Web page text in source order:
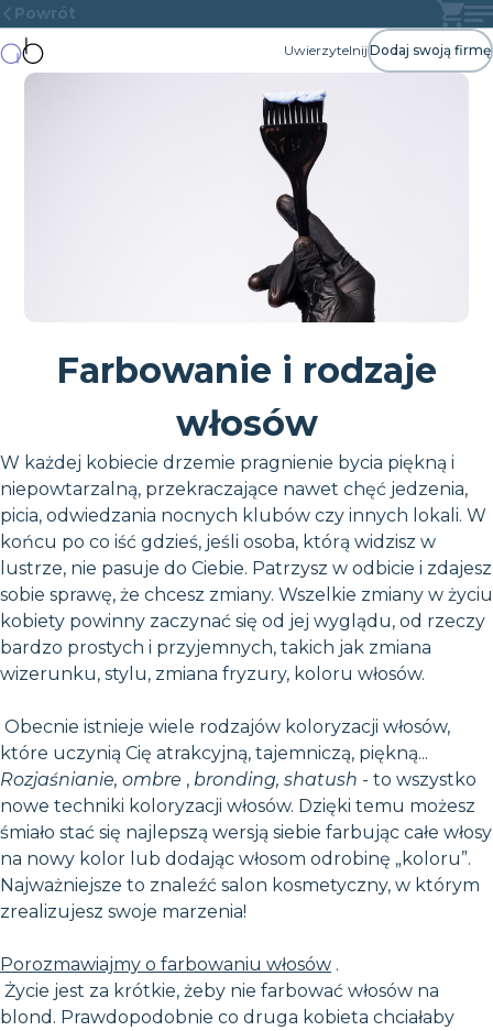
Powrót
UwierzytelnijDodaj swoją firmę
Farbowanie i rodzaje
włosów
W każdej kobiecie drzemie pragnienie bycia piękną i
niepowtarzalną, przekraczające nawet chęć jedzenia,
picia, odwiedzania nocnych klubów czy innych lokali. W
końcu po co iść gdzieś, jeśli osoba, którą widzisz w
lustrze, nie pasuje do Ciebie. Patrzysz w odbicie i zdajesz
sobie sprawę, że chcesz zmiany. Wszelkie zmiany w życiu
kobiety powinny zaczynać się od jej wyglądu, od rzeczy
bardzo prostych i przyjemnych, takich jak zmiana
wizerunku, stylu, zmiana fryzury, koloru włosów.
Obecnie istnieje wiele rodzajów koloryzacji włosów,
które uczynią Cię atrakcyjną, tajemniczą, piękną...
Rozjaśnianie, ombre , bronding, shatush - to wszystko
nowe techniki koloryzacji włosów. Dzięki temu możesz
śmiało stać się najlepszą wersją siebie farbując całe włosy
na nowy kolor lub dodając włosom odrobinę „koloru”.
Najważniejsze to znaleźć salon kosmetyczny, w którym
zrealizujesz swoje marzenia!
Porozmawiajmy o farbowaniu włosów .
Życie jest za krótkie, żeby nie farbować włosów na
blond. Prawdopodobnie co druga kobieta chciałaby